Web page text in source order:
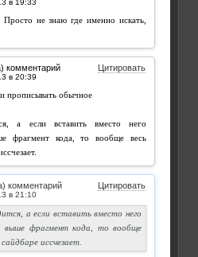
не знаю где именно искать,
комментарий Цитировать
прописывать обычное
а если вставить вместо него
фрагмент кода, то вообще весь
комментарий Цитировать
а если вставить вместо него
выше фрагмент кода, то вообще
иссчезает.